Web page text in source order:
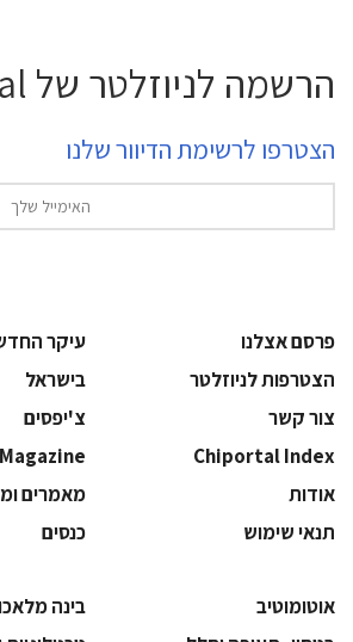
הרשמה לניוזלטר של ChiPortal
הצטרפו לרשימת הדיוור שלנו
פרסם אצלנו
עיקר
הצטרפות לניוזלטר
בישראל
צור קשר
צ'יפסים
Chiportal Index
אודות
מאמרים
תנאי שימוש
כנסים
אוטומוטיב
בינה